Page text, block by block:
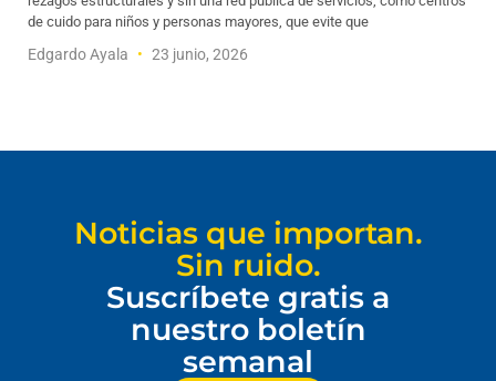
de cuido para niños y personas mayores, que evite que
Edgardo Ayala 23 junio, 2026
Noticias que importan.
Sin ruido.
Suscríbete gratis a
nuestro boletín
semanal